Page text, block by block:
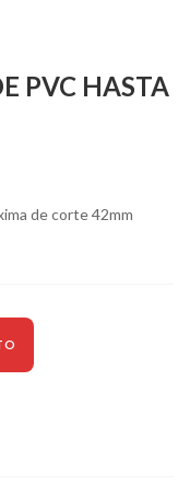
PVC HASTA
de corte 42mm